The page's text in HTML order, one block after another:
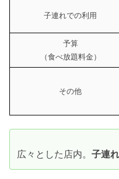
子連れでの利用
予算
（食べ放題料金）
その他
広々とした店内。 子連